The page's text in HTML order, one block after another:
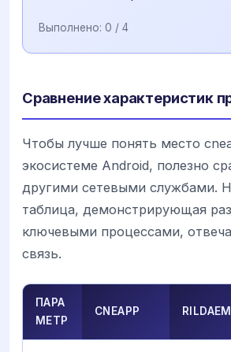
Выполнено: 0 / 4
Сравнение характеристик
Чтобы лучше понять место
экосистеме Android, полезно
другими сетевыми службами.
таблица, демонстрирующая
ключевыми процессами,
связь.
ПАРА
МЕТР
CNEAPP